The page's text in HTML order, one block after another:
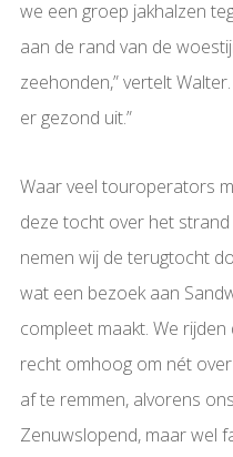
we een groep jakhalzen
aan de rand van de
zeehonden,” vertelt
er gezond uit.”
Waar veel touroperators
deze tocht over het
nemen wij de terugtocht
wat een bezoek aan
compleet maakt. We
recht omhoog om nét
af te remmen, alvorens
Zenuwslopend, maar wel